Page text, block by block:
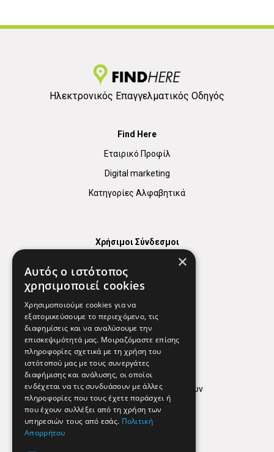
Ηλεκτρονικός Επαγγελματικός Οδηγός
Find Here
Εταιρικό Προφίλ
Digital marketing
Κατηγορίες Αλφαβητικά
Χρήσιμοι Σύνδεσμοι
Χρήσιμα Τηλέφωνα
Εφημερεύοντα Φαρμακεία
Απόρρητο
Όροι Χρήσης
Πολιτική προστασίας δεδομένων
Findhere
×
Αυτός ο ιστότοπος
χρησιμοποιεί cookies
Χρησιμοποιούμε cookies για να
εξατομικεύσουμε το περιεχόμενο, τις
διαφημίσεις και να αναλύσουμε την
επισκεψιμότητά μας. Μοιραζόμαστε επίσης
πληροφορίες σχετικά με τη χρήση του
ιστότοπού μας με τους συνεργάτες
διαφήμισης και ανάλυσης, οι οποίοι
ενδέχεται να τις συνδυάσουν με άλλες
πληροφορίες που τους έχετε παράσχει ή
που έχουν συλλέξει από τη χρήση των
υπηρεσιών τους από εσάς. Πολιτική
Απορρήτου